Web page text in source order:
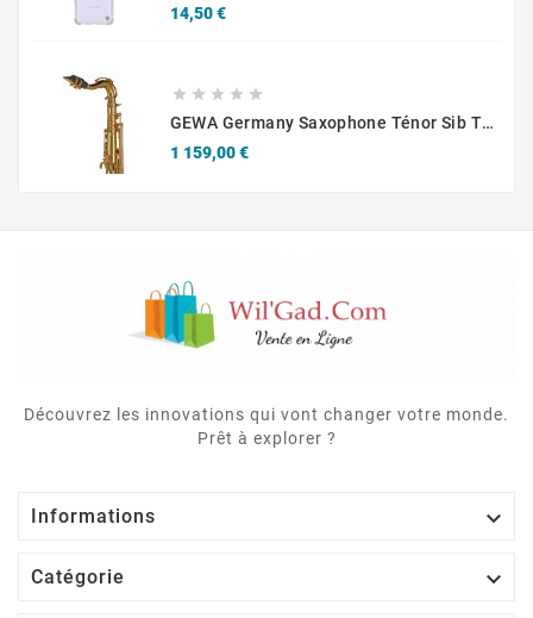
14,50 €Prix
    
GEWA Germany Saxophone Ténor Sib TS650 Ambition
1 159,00 €Prix
Découvrez les innovations qui vont changer votre monde.
Prêt à explorer ?
Informations 
Catégorie 